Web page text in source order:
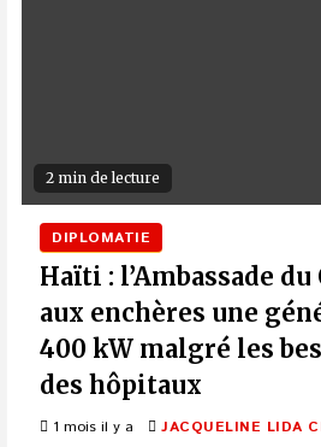
2 min de lecture
DIPLOMATIE
Haïti : l’Ambassade du
aux enchères une
400 kW malgré les
des hôpitaux
1 mois il y a JACQUELINE LIDA